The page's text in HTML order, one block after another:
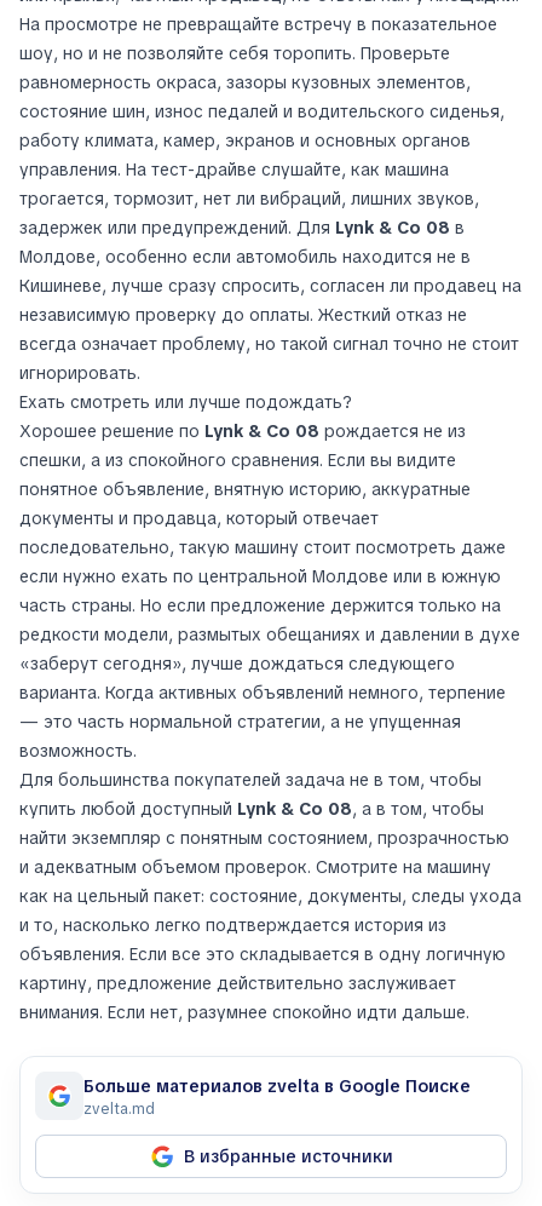
На просмотре не превращайте встречу в показательное
шоу, но и не позволяйте себя торопить. Проверьте
равномерность окраса, зазоры кузовных элементов,
состояние шин, износ педалей и водительского сиденья,
работу климата, камер, экранов и основных органов
управления. На тест-драйве слушайте, как машина
трогается, тормозит, нет ли вибраций, лишних звуков,
задержек или предупреждений. Для Lynk & Co 08 в
Молдове, особенно если автомобиль находится не в
Кишиневе, лучше сразу спросить, согласен ли продавец на
независимую проверку до оплаты. Жесткий отказ не
всегда означает проблему, но такой сигнал точно не стоит
игнорировать.
Ехать смотреть или лучше подождать?
Хорошее решение по Lynk & Co 08 рождается не из
спешки, а из спокойного сравнения. Если вы видите
понятное объявление, внятную историю, аккуратные
документы и продавца, который отвечает
последовательно, такую машину стоит посмотреть даже
если нужно ехать по центральной Молдове или в южную
часть страны. Но если предложение держится только на
редкости модели, размытых обещаниях и давлении в духе
«заберут сегодня», лучше дождаться следующего
варианта. Когда активных объявлений немного, терпение
— это часть нормальной стратегии, а не упущенная
возможность.
Для большинства покупателей задача не в том, чтобы
купить любой доступный Lynk & Co 08, а в том, чтобы
найти экземпляр с понятным состоянием, прозрачностью
и адекватным объемом проверок. Смотрите на машину
как на цельный пакет: состояние, документы, следы ухода
и то, насколько легко подтверждается история из
объявления. Если все это складывается в одну логичную
картину, предложение действительно заслуживает
внимания. Если нет, разумнее спокойно идти дальше.
Больше материалов zvelta в Google Поиске
zvelta.md
В избранные источники